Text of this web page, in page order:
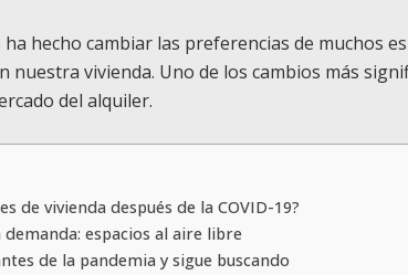
hecho cambiar las preferencias de muchos
nuestra vivienda. Uno de los cambios más
del alquiler.
de vivienda después de la COVID-19?
espacios al aire libre
de la pandemia y sigue buscando